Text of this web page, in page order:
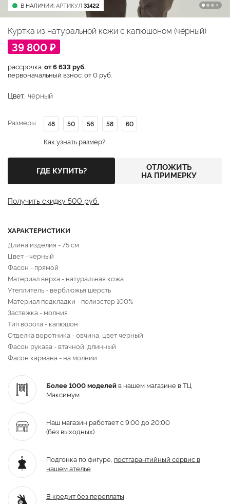
В НАЛИЧИИ, АРТИКУЛ 31422
Куртка из натуральной кожи с капюшоном (чёрный)
39 800 ₽
рассрочка:от 6 633 руб.
первоначальный взнос: от 0 руб.
Цвет: чёрный
Размеры 48 50 56 58 60
Как узнать размер?
ГДЕ КУПИТЬ? ОТЛОЖИТЬ
НА ПРИМЕРКУ
Получить скидку 500 руб.
ХАРАКТЕРИСТИКИ
Длина изделия - 75 см
Цвет - черный
Фасон - прямой
Материал верха - натуральная кожа
Утеплитель - верблюжья шерсть
Материал подкладки - полиэстер 100%
Застежка - молния
Тип ворота - капюшон
Отделка воротника - овчина, цвет черный
Фасон рукава - втачной, длинный
Фасон кармана - на молнии
Более 1000 моделей в нашем магазине в ТЦ
Максимум
Наш магазин работает с 9:00 до 20:00
(без выходных)
Подгонка по фигуре, постгарантийный сервис в
нашем ателье
В кредит без переплаты